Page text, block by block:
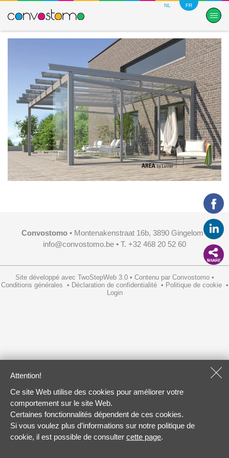
NL FR
Convostomo• Montenakenstraat 16b, 3890 Gingelom •
info@convostomo.be • T. +32 468 20 52 60
Site développé avec TwoStepWeb 3.0 • Contenu par Convostomo •
Conditions générales • Déclaration de confidentialité • Politique de cookie •
Login
Attention!
Ce site Web utilise des cookies pour améliorer votre
comportement sur le site Web.
Certaines fonctionnalités dépendent de ces cookies.
Si vous voulez plus d’informations sur notre politique de
cookie, il est possible de consulter cette page.